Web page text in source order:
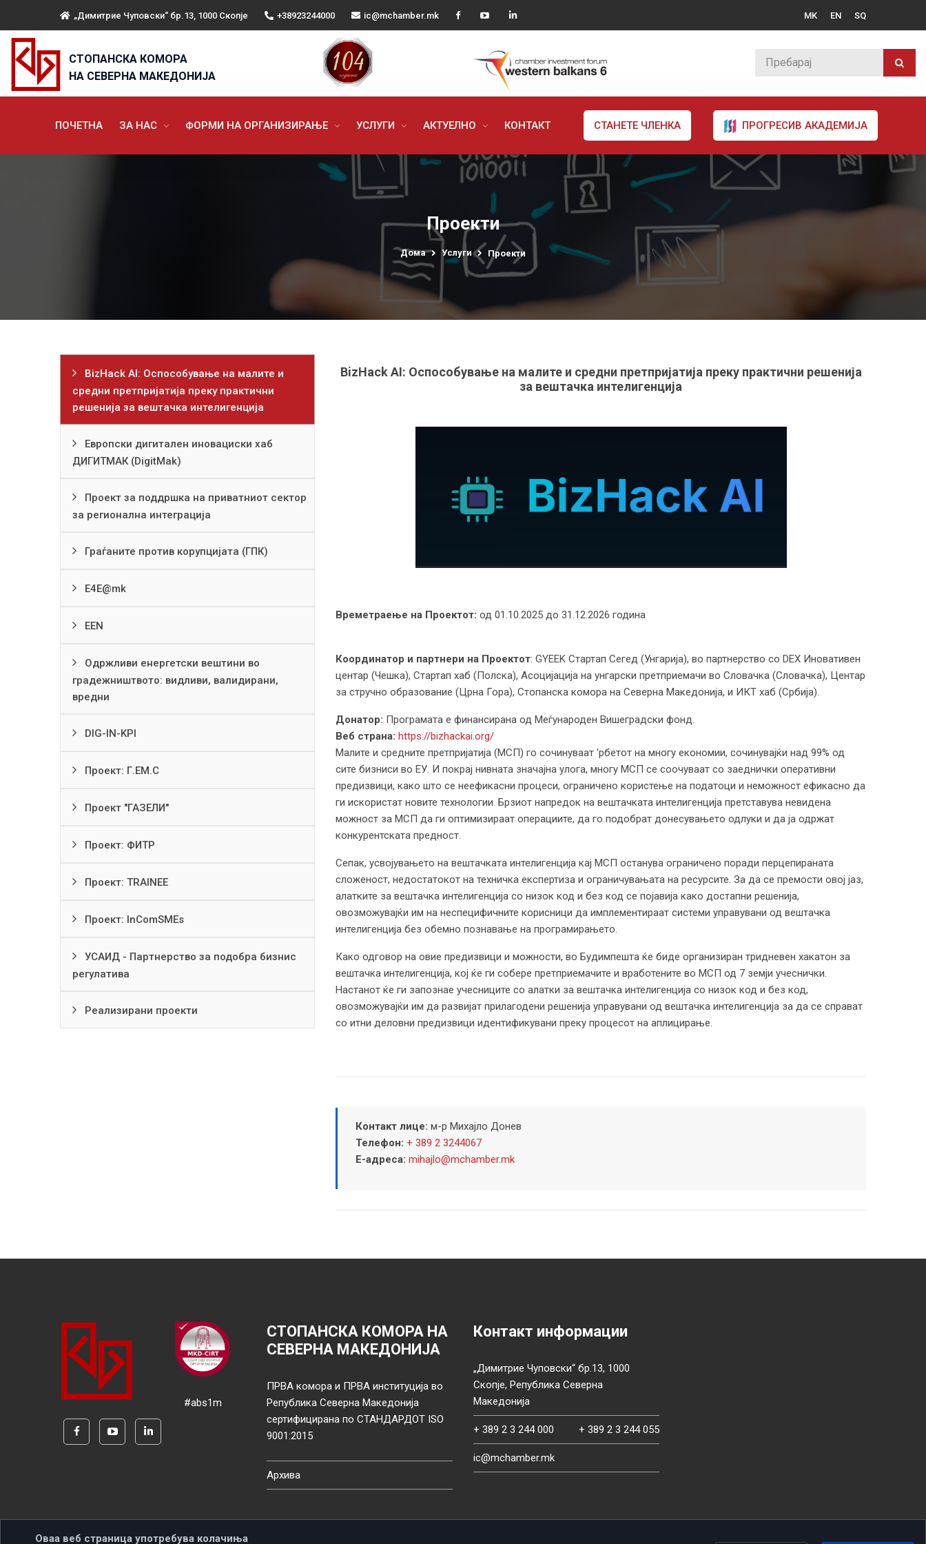
„Димитрие Чуповски“ бр.13, 1000 Скопје +38923244000 ic@mchamber.mk MK EN SQ
СТОПАНСКА КОМОРА
НА СЕВЕРНА МАКЕДОНИЈА
ПОЧЕТНА ЗА НАС ФОРМИ НА ОРГАНИЗИРАЊЕ УСЛУГИ АКТУЕЛНО КОНТАКТ СТАНЕТЕ ЧЛЕНКА ПРОГРЕСИВ АКАДЕМИЈА
Проекти
Дома Услуги Проекти
BizHack AI: Оспособување на малите и
средни претпријатија преку практични
решенија за вештачка интелигенција
Европски дигитален иновациски хаб
ДИГИТМАК (DigitMak)
Проект за поддршка на приватниот сектор
за регионална интеграција
Граѓаните против корупцијата (ГПК)
Е4Е@mk
EEN
Одржливи енергетски вештини во
градежништвото: видливи, валидирани,
вредни
DIG-IN-KPI
Проект: Г.ЕМ.С
Проект "ГАЗЕЛИ"
Проект: ФИТР
Проект: TRAINEE
Проект: InComSMEs
УСАИД - Партнерство за подобра бизнис
регулатива
Реализирани проекти
BizHack AI: Оспособување на малите и средни претпријатија преку практични решенија
за вештачка интелигенција
Времетраење на Проектот: од 01.10.2025 до 31.12.2026 година
Координатор и партнери на Проектот: GYEEK Стартап Сегед (Унгарија), во партнерство со DEX Иновативен
центар (Чешка), Стартап хаб (Полска), Асоцијација на унгарски претприемачи во Словачка (Словачка), Центар
за стручно образование (Црна Гора), Стопанска комора на Северна Македонија, и ИКТ хаб (Србија).
Донатор: Програмата е финансирана од Меѓународен Вишеградски фонд.
Веб страна: https://bizhackai.org/
Малите и средните претпријатија (МСП) го сочинуваат 'рбетот на многу економии, сочинувајќи над 99% од
сите бизниси во ЕУ. И покрај нивната значајна улога, многу МСП се соочуваат со заеднички оперативни
предизвици, како што се неефикасни процеси, ограничено користење на податоци и неможност ефикасно да
ги искористат новите технологии. Брзиот напредок на вештачката интелигенција претставува невидена
можност за МСП да ги оптимизираат операциите, да го подобрат донесувањето одлуки и да ја одржат
конкурентската предност.
Сепак, усвојувањето на вештачката интелигенција кај МСП останува ограничено поради перцепираната
сложеност, недостатокот на техничка експертиза и ограничувањата на ресурсите. За да се премости овој јаз,
алатките за вештачка интелигенција со низок код и без код се појавија како достапни решенија,
овозможувајќи им на неспецифичните корисници да имплементираат системи управувани од вештачка
интелигенција без обемно познавање на програмирањето.
Како одговор на овие предизвици и можности, во Будимпешта ќе биде организиран тридневен хакатон за
вештачка интелигенција, кој ќе ги собере претприемачите и вработените во МСП од 7 земји учеснички.
Настанот ќе ги запознае учесниците со алатки за вештачка интелигенција со низок код и без код,
овозможувајќи им да развијат прилагодени решенија управувани од вештачка интелигенција за да се справат
со итни деловни предизвици идентификувани преку процесот на аплицирање.
Контакт лице: м-р Михајло Донев
Телефон: + 389 2 3244067
Е-адреса: mihajlo@mchamber.mk
#abs1m
СТОПАНСКА КОМОРА НА
СЕВЕРНА МАКЕДОНИЈА
ПРВА комора и ПРВА институција во
Република Северна Македонија
сертифицирана по СТАНДАРДОТ ISO
9001:2015
Архива
Контакт информации
„Димитрие Чуповски“ бр.13, 1000
Скопје, Република Северна
Македонија
+ 389 2 3 244 000 + 389 2 3 244 055
ic@mchamber.mk
Оваа веб страница употребува колачиња